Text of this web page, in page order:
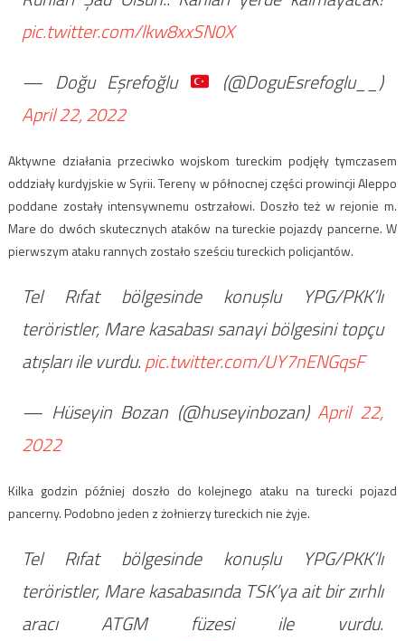
pic.twitter.com/lkw8xxSN0X
— Doğu Eşrefoğlu
(@DoguEsrefoglu__)
April 22, 2022
Aktywne działania przeciwko wojskom tureckim podjęły tymczasem
oddziały kurdyjskie w Syrii. Tereny w północnej części prowincji Aleppo
poddane zostały intensywnemu ostrzałowi. Doszło też w rejonie m.
Mare do dwóch skutecznych ataków na tureckie pojazdy pancerne. W
pierwszym ataku rannych zostało sześciu tureckich policjantów.
Tel Rıfat bölgesinde konuşlu YPG/PKK’lı
teröristler, Mare kasabası sanayi bölgesini topçu
atışları ile vurdu.pic.twitter.com/UY7nENGqsF
— Hüseyin Bozan (@huseyinbozan)April 22,
2022
Kilka godzin później doszło do kolejnego ataku na turecki pojazd
pancerny. Podobno jeden z żołnierzy tureckich nie żyje.
Tel Rıfat bölgesinde konuşlu YPG/PKK’lı
teröristler, Mare kasabasında TSK’ya ait bir zırhlı
aracı ATGM füzesi ile vurdu.